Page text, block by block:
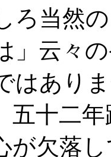
ろ当然
」云々
はあり
五十二
が欠落